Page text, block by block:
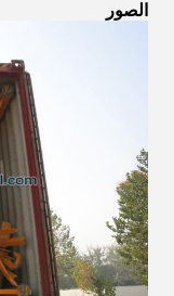
الصور